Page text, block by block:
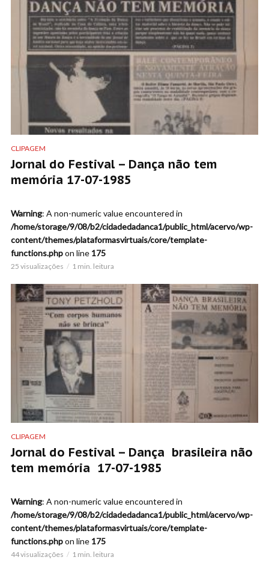
CLIPAGEM
Jornal do Festival – Dança não tem
memória 17-07-1985
Warning: A non-numeric value encountered in
/home/storage/9/08/b2/cidadedadanca1/public_html/acervo/wp-
content/themes/plataformasvirtuais/core/template-
functions.phpon line 175
25 visualizações 1 min. leitura
CLIPAGEM
Jornal do Festival – Dança brasileira não
tem memória 17-07-1985
Warning: A non-numeric value encountered in
/home/storage/9/08/b2/cidadedadanca1/public_html/acervo/wp-
content/themes/plataformasvirtuais/core/template-
functions.phpon line 175
44 visualizações 1 min. leitura